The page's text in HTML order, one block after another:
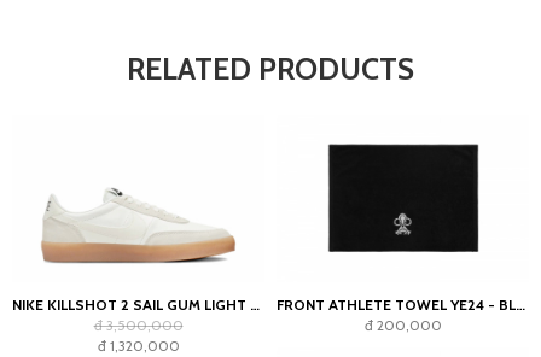
RELATED PRODUCTS
NIKE KILLSHOT 2 SAIL GUM LIGHT OREWOOD BROWN (WOMEN'S)
đ 3,500,000
đ 1,320,000
FRONT ATHLETE TOWEL YE24 - BLACK
đ 200,000